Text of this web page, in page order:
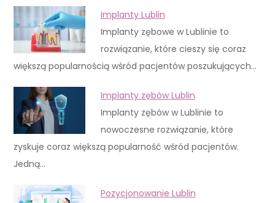
Implanty Lublin
Implanty zębowe w Lublinie to
rozwiązanie, które cieszy się coraz
większą popularnością wśród pacjentów poszukujących…
Implanty zębów Lublin
Implanty zębów w Lublinie to
nowoczesne rozwiązanie, które
zyskuje coraz większą popularność wśród pacjentów.
Jedną…
Pozycjonowanie Lublin